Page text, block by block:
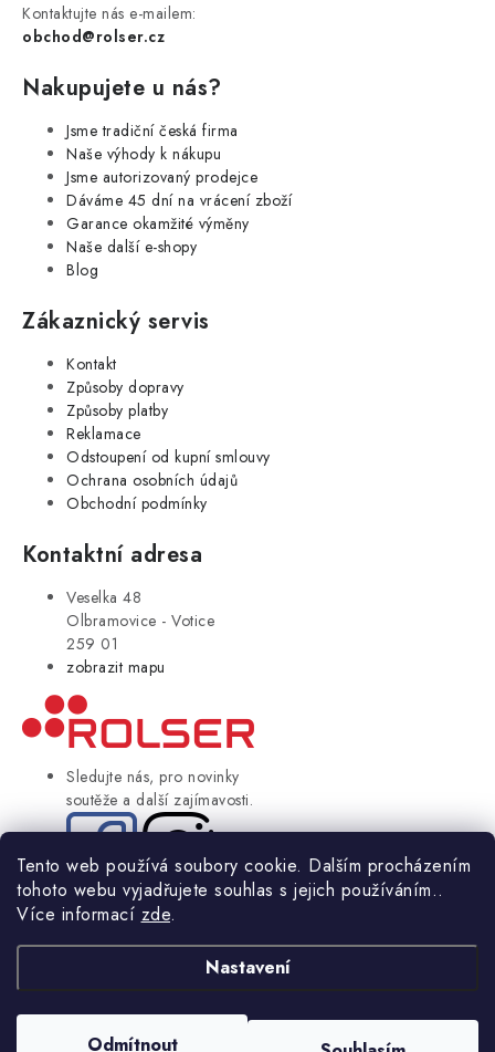
Tento web používá soubory cookie. Dalším procházením
tohoto webu vyjadřujete souhlas s jejich používáním..
Více informací zde.
Nastavení
Odmítnout
Kontaktujte nás e-mailem:
obchod@rolser.cz
Nakupujete u nás?
Jsme tradiční česká firma
Naše výhody k nákupu
Jsme autorizovaný prodejce
Dáváme 45 dní na vrácení zboží
Garance okamžité výměny
Naše další e-shopy
Blog
Zákaznický servis
Kontakt
Způsoby dopravy
Způsoby platby
Reklamace
Odstoupení od kupní smlouvy
Ochrana osobních údajů
Obchodní podmínky
Kontaktní adresa
Veselka 48
Olbramovice - Votice
259 01
zobrazit mapu
Sledujte nás, pro novinky
soutěže a další zajímavosti.
© Copyright 2004-2024 Rolser.cz | webdesign
ČESKÁ REPUBLIKA